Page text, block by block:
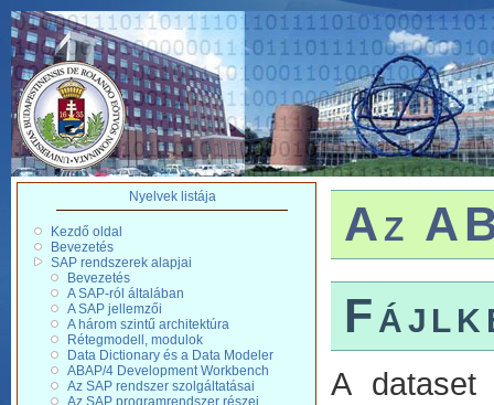
Nyelvek listája
Kezdő oldal
Bevezetés
SAP rendszerek alapjai
Bevezetés
A SAP-ról általában
A SAP jellemzői
A három szintű architektúra
Rétegmodell, modulok
Data Dictionary és a Data Modeler
ABAP/4 Development Workbench
Az SAP rendszer szolgáltatásai
Az SAP programrendszer részei
Az
A dataset